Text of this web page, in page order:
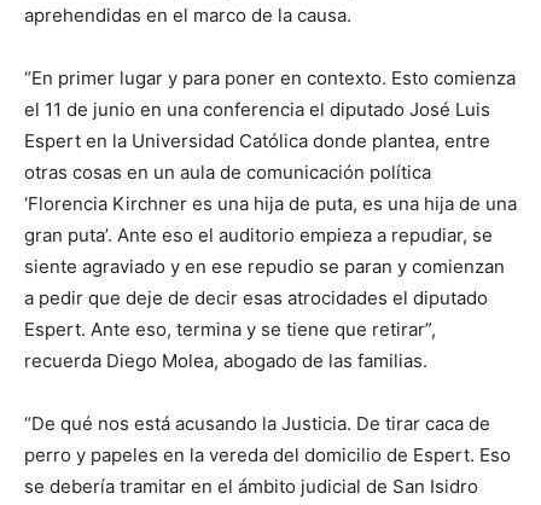
aprehendidas en el marco de la causa.
“En primer lugar y para poner en contexto. Esto comienza
el 11 de junio en una conferencia el diputado José Luis
Espert en la Universidad Católica donde plantea, entre
otras cosas en un aula de comunicación política
‘Florencia Kirchner es una hija de puta, es una hija de una
gran puta’. Ante eso el auditorio empieza a repudiar, se
siente agraviado y en ese repudio se paran y comienzan
a pedir que deje de decir esas atrocidades el diputado
Espert. Ante eso, termina y se tiene que retirar”,
recuerda Diego Molea, abogado de las familias.
“De qué nos está acusando la Justicia. De tirar caca de
perro y papeles en la vereda del domicilio de Espert. Eso
se debería tramitar en el ámbito judicial de San Isidro